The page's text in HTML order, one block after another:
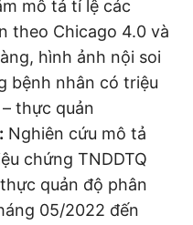
mô tả tỉ lệ các
theo Chicago 4.0 và
hình ảnh nội soi
bệnh nhân có triệu
thực quản
Nghiên cứu mô tả
chứng TNDDTQ
quản độ phân
05/2022 đến